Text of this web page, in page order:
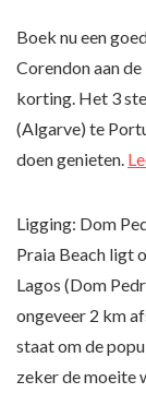
Boek nu een
Corendon aan
korting. Het 3
(Algarve) te
doen genieten.
Ligging: Dom
Praia Beach ligt
Lagos (Dom
ongeveer 2 km
staat om de
zeker de moeite